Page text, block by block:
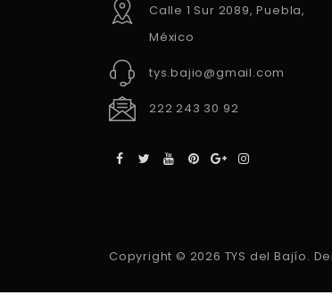
Calle 1 Sur 2089, Puebla,
México
tys.bajio@gmail.com
222 243 30 92
Copyright © 2026 TYS del Bajío.